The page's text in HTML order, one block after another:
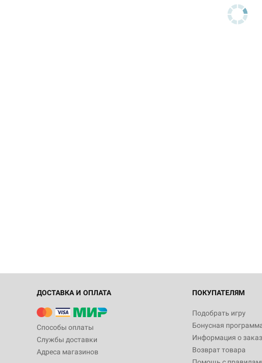
ДОСТАВКА И ОПЛАТА
Способы оплаты
Службы доставки
Адреса магазинов
ПОКУПАТЕЛЯМ
Подобрать игру
Бонусная
Информация о
Возврат товара